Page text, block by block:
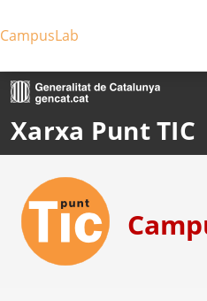
Xarxa Punt TIC
CampusLab